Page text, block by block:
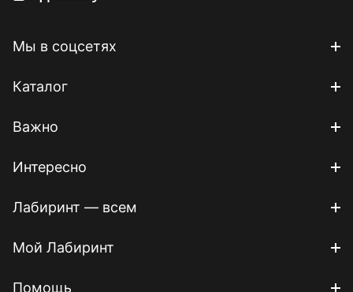
Мы в соцсетях
Каталог
Важно
Интересно
Лабиринт — всем
Мой Лабиринт
Помощь